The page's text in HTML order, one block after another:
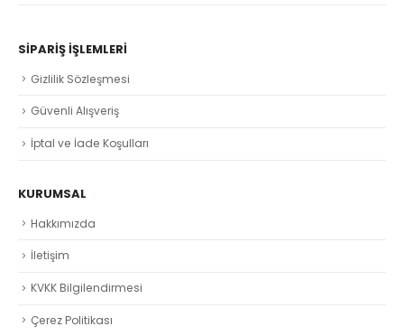
SIPARIŞ İŞLEMLERI
Gizlilik Sözleşmesi
Güvenli Alışveriş
İptal ve İade Koşulları
KURUMSAL
Hakkımızda
İletişim
KVKK Bilgilendirmesi
Çerez Politikası